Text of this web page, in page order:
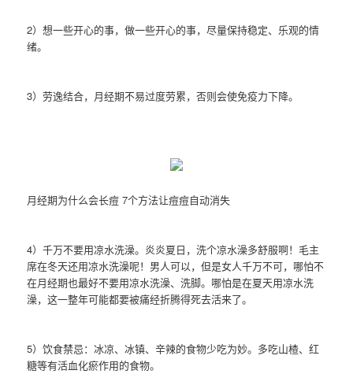
2）想一些开心的事，做一些开心的事，尽量保持稳定、乐观的情
绪。
3）劳逸结合，月经期不易过度劳累，否则会使免疫力下降。
月经期为什么会长痘 7个方法让痘痘自动消失
4）千万不要用凉水洗澡。炎炎夏日，洗个凉水澡多舒服啊！毛主
席在冬天还用凉水洗澡呢！男人可以，但是女人千万不可，哪怕不
在月经期也最好不要用凉水洗澡、洗脚。哪怕是在夏天用凉水洗
澡，这一整年可能都要被痛经折腾得死去活来了。
5）饮食禁忌：冰凉、冰镇、辛辣的食物少吃为妙。多吃山楂、红
糖等有活血化瘀作用的食物。